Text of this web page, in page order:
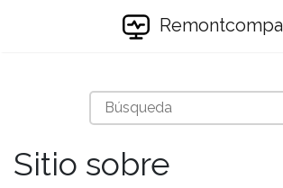
Remontcompa
Sitio sobre